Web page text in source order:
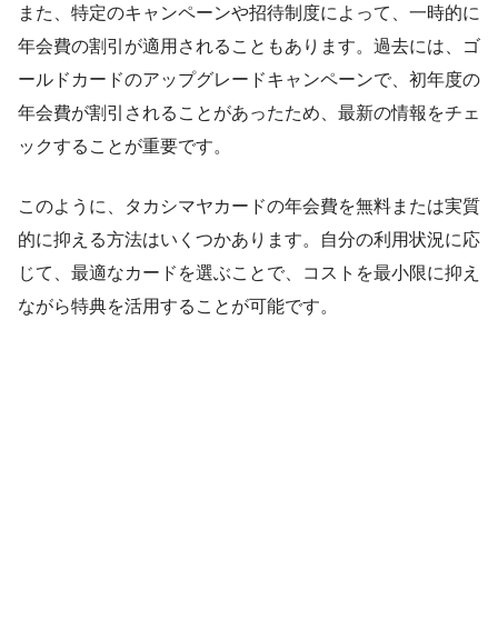
また、特定のキャンペーンや招待制度によって、一時的に
年会費の割引が適用されることもあります。過去には、ゴ
ールドカードのアップグレードキャンペーンで、初年度の
年会費が割引されることがあったため、最新の情報をチェ
ックすることが重要です。
このように、タカシマヤカードの年会費を無料または実質
的に抑える方法はいくつかあります。自分の利用状況に応
じて、最適なカードを選ぶことで、コストを最小限に抑え
ながら特典を活用することが可能です。